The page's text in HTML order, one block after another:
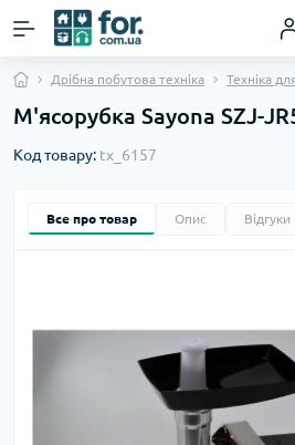
Дрібна побутова техніка Техніка
М'ясорубка Sayona SZJ-
Код товару: tx_6157
Все про товар Опис Відгуки